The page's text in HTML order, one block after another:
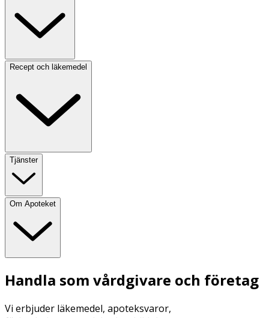
Recept och läkemedel
Tjänster
Om Apoteket
Handla som vårdgivare och företag
Vi erbjuder läkemedel, apoteksvaror,